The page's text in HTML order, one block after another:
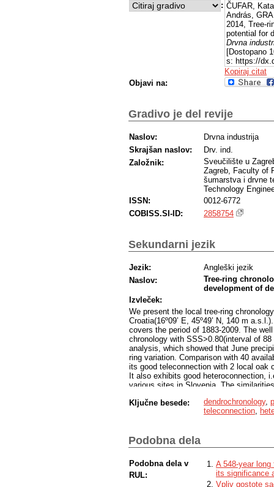
: ČUFAR,
András,
2014, Tree-
potential for
Drvna
[Dostopano
s: https://
Kopiraj citat
Objavi na:
Gradivo je del revije
Naslov:
Drvna industrija
Skrajšan naslov:
Drv. ind.
Založnik:
Sveučilište u
Zagreb, Faculty of
šumarstva i drvne
Technology
ISSN:
0012-6772
COBISS.SI-ID:
2858754
Sekundarni jezik
Jezik:
Angleški jezik
Naslov:
Tree-ring
development of
Izvleček:
We present the local tree-ring
Croatia(16º09’ E, 45º49’ N, 140 m
covers the period of 1883-2009. The
chronology with SSS>0.80(interval of
analysis, which showed that June
ring variation. Comparison with 40
its good teleconnection with 2 local oak
It also exhibits good heteroconnection,
various sites in Slovenia. The
chronology in Croatia and surrounding
dating of objects of cultural heritage.
Ključne besede: dendrochronology,
teleconnection
Podobna dela
Podobna dela v
RUL:
A 548-year
its significance
Vpliv gostote